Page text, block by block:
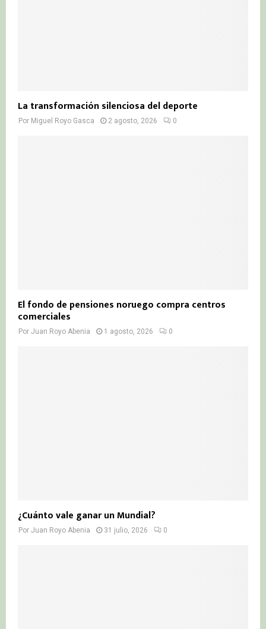
La transformación silenciosa del deporte
Por Miguel Royo Gasca 2 agosto, 2026 0
El fondo de pensiones noruego compra centros
comerciales
Por Juan Royo Abenia 1 agosto, 2026 0
¿Cuánto vale ganar un Mundial?
Por Juan Royo Abenia 31 julio, 2026 0